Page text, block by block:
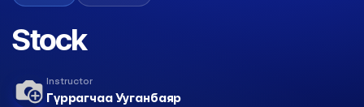
Stock
Instructor
Гүррагчаа Ууганбаяр